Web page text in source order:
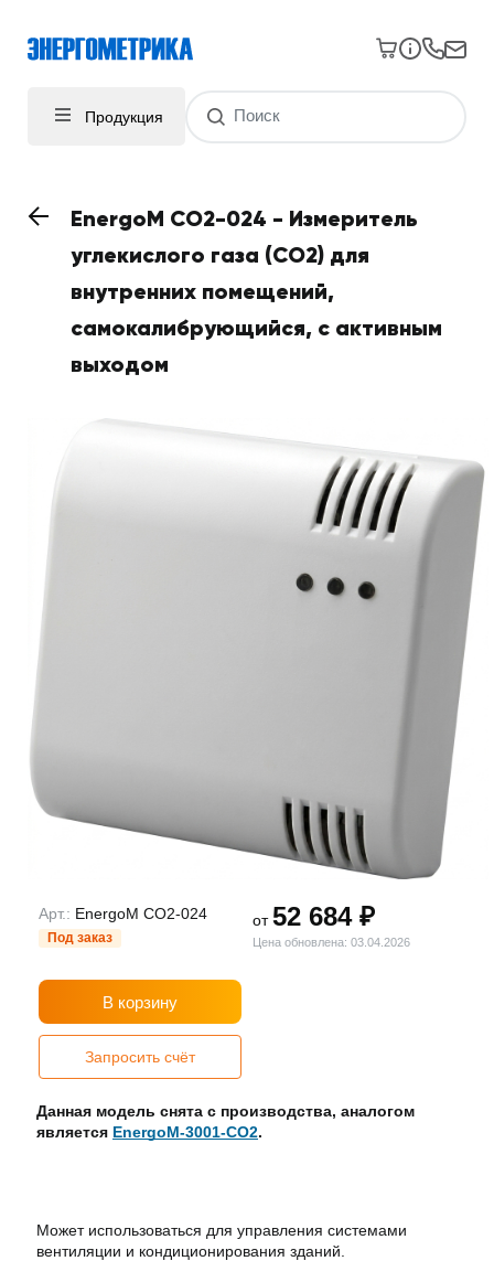
Продукция
EnergoM CO2-024 - Измеритель
углекислого газа (CO2) для
внутренних помещений,
самокалибрующийся, с активным
выходом
Арт.: EnergoM CO2-024
Под заказ
от52 684 ₽
Цена обновлена: 03.04.2026
В корзину
Запросить счёт
Данная модель снята с производства, аналогом
является EnergoM-3001-CO2.
Может использоваться для управления системами
вентиляции и кондиционирования зданий.